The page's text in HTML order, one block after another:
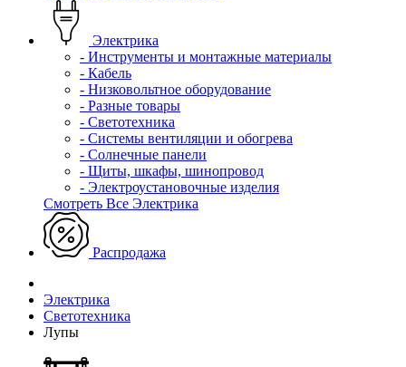
Электрика
- Инструменты и монтажные материалы
- Кабель
- Низковольтное оборудование
- Разные товары
- Светотехника
- Системы вентиляции и обогрева
- Солнечные панели
- Щиты, шкафы, шинопровод
- Электроустановочные изделия
Смотреть Все Электрика
Распродажа
Электрика
Светотехника
Лупы